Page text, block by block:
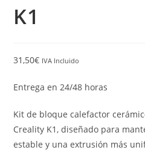
K1
31,50€ IVA Incluido
Entrega en 24/48 horas
Kit de bloque calefactor
Creality K1, diseñado para
estable y una extrusión más